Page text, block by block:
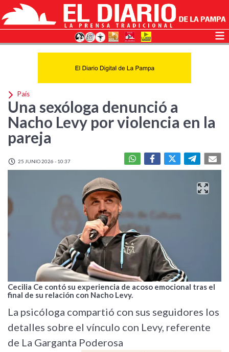
País
Una sexóloga denunció a
Nacho Levy por violencia en la
pareja
25 JUNIO 2026 - 10:37
Cecilia Ce contó su experiencia de acoso emocional tras el
final de su relación con Nacho Levy.
La psicóloga compartió con sus seguidores los
detalles sobre el vínculo con Levy, referente
de La Garganta Poderosa